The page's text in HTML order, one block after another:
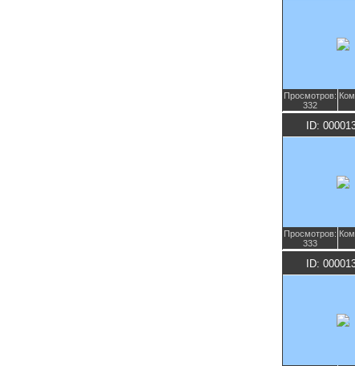
Просмотров:
332
ID:
Просмотров:
333
ID: